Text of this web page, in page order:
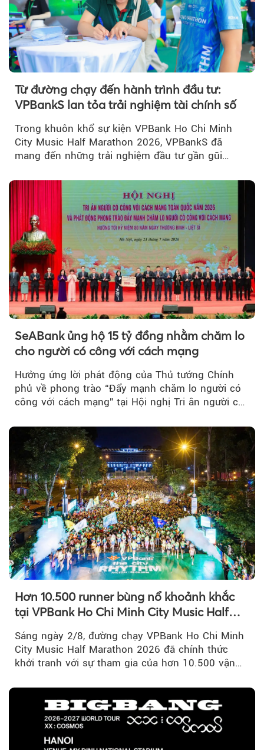
Từ đường chạy đến hành trình đầu tư:
VPBankS lan tỏa trải nghiệm tài chính số
Trong khuôn khổ sự kiện VPBank Ho Chi Minh
City Music Half Marathon 2026, VPBankS đã
mang đến những trải nghiệm đầu tư gần gũi
SeABank ủng hộ 15 tỷ đồng nhằm chăm lo
cho người có công với cách mạng
Hưởng ứng lời phát động của Thủ tướng Chính
phủ về phong trào “Đẩy mạnh chăm lo người có
công với cách mạng” tại Hội nghị Tri ân người có
Hơn 10.500 runner bùng nổ khoảnh khắc
tại VPBank Ho Chi Minh City Music Half
Sáng ngày 2/8, đường chạy VPBank Ho Chi Minh
City Music Half Marathon 2026 đã chính thức
khởi tranh với sự tham gia của hơn 10.500 vận